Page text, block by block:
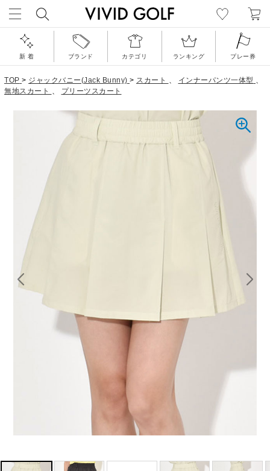
新 着 ブランド カテゴリ ランキング プレー券
TOP > ジャックバニー(Jack Bunny) > スカート 、 インナーパンツ一体型 、
無地スカート 、 プリーツスカート